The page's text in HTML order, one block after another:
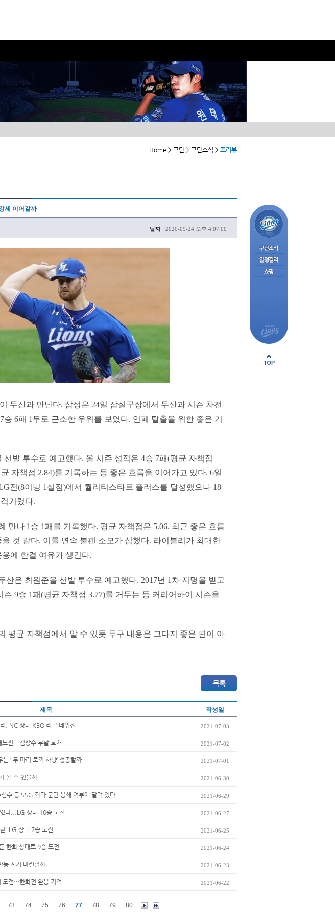
Home > 구단 > 구단소식 > 프리뷰
세 이어갈까
날짜 : 2020-09-24 오후 4:07:00
두산과 만난다. 삼성은 24일 잠실구장에서 두산과 시즌 차전
6패 1무로 근소한 우위를 보였다. 연패 탈출을 위한 좋은 기
발 투수로 예고했다. 올 시즌 성적은 4승 7패(평균 자책점
자책점 2.84)를 기록하는 등 좋은 흐름을 이어가고 있다. 6일
전(8이닝 1실점)에서 퀄리티스타트 플러스를 달성했으나 18
거렸다.
만나 1승 1패를 기록했다. 평균 자책점은 5.06. 최근 좋은 흐름
것 같다. 이틀 연속 불펜 소모가 심했다. 라이블리가 최대한
에 한결 여유가 생긴다.
산은 최원준을 선발 투수로 예고했다. 2017년 1차 지명을 받고
9승 1패(평균 자책점 3.77)를 거두는 등 커리어하이 시즌을
평균 자책점에서 알 수 있듯 투구 내용은 그다지 좋은 편이 아
제목 작성일
, NC 상대 KBO 리그 데뷔전 2021-07-03
전...김상수 부활 호재 2021-07-02
‘ 두 마리 토끼 사냥’ 성공할까 2021-07-01
될 수 있을까 2021-06-30
수 등 SSG 좌타 군단 봉쇄 여부에 달려 있다.. 2021-06-29
다...LG 상대 10승 도전 2021-06-27
, LG 상대 7승 도전 2021-06-25
한화 상대로 9승 도전 2021-06-24
등 계기 마련할까 2021-06-23
도전…한화전 완봉 기억 2021-06-22
73 74 75 76 77 78 79 80